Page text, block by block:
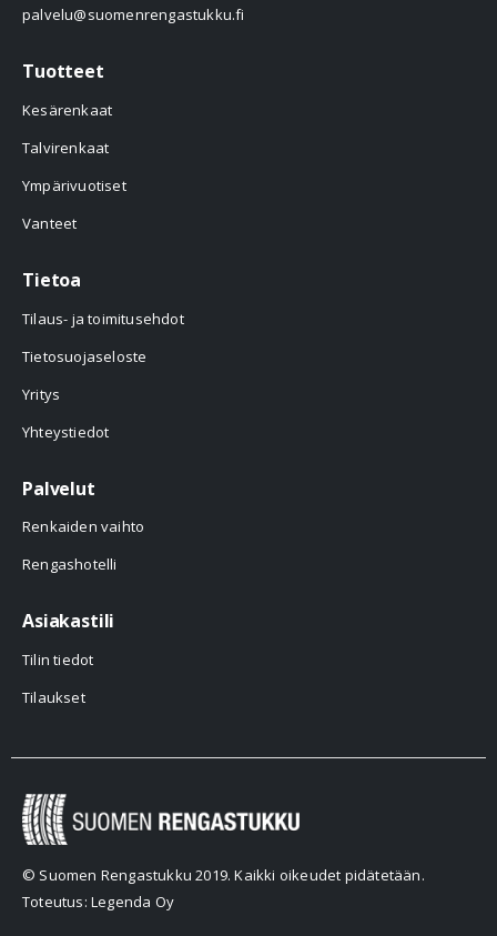
palvelu@suomenrengastukku.fi
Tuotteet
Kesärenkaat
Talvirenkaat
Ympärivuotiset
Vanteet
Tietoa
Tilaus- ja toimitusehdot
Tietosuojaseloste
Yritys
Yhteystiedot
Palvelut
Renkaiden vaihto
Rengashotelli
Asiakastili
Tilin tiedot
Tilaukset
© Suomen Rengastukku 2019. Kaikki oikeudet pidätetään.
Toteutus: Legenda Oy